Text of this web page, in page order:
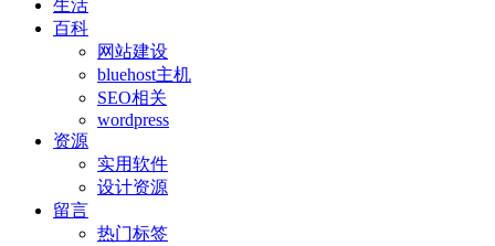
生活
百科
网站建设
bluehost主机
SEO相关
wordpress
资源
实用软件
设计资源
留言
热门标签